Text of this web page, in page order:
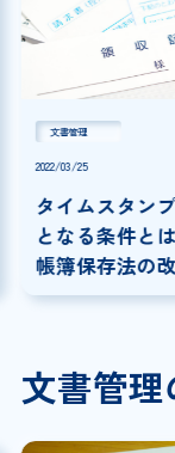
文書管理
2022/03/25
タイムスタン
となる条件と
帳簿保存法の
を解説
文書管